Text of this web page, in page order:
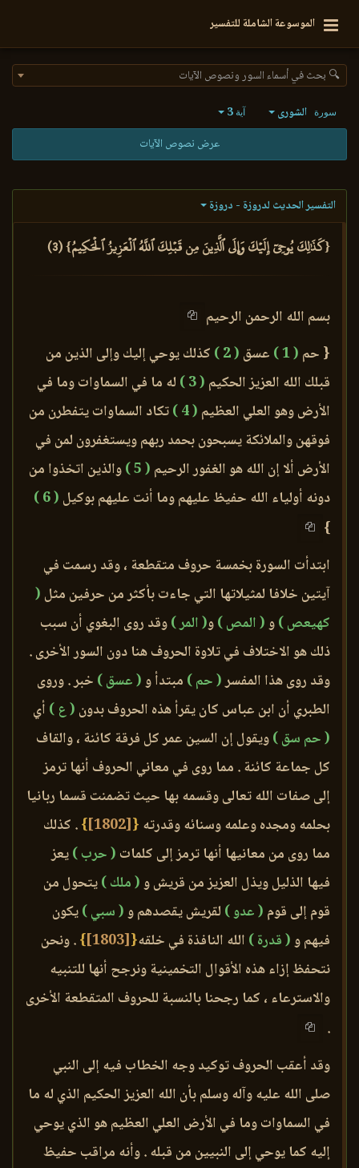
الموسوعة الشاملة للتفسير
🔍 بحث في أسماء السور ونصوص الآيات
سورة الشورى آية 3
عرض نصوص الآيات
التفسير الحديث لدروزة - دروزة
{كَذَٰلِكَ يُوحِيٓ إِلَيۡكَ وَإِلَى ٱلَّذِينَ مِن قَبۡلِكَ ٱللَّهُ ٱلۡعَزِيزُ ٱلۡحَكِيمُ} (3)
بسم الله الرحمن الرحيم
{ حم ( 1 ) عسق ( 2 )
كذلك يوحي إليك وإلى الذين من
قبلك الله العزيز الحكيم ( 3 )
له ما في السماوات وما في
الأرض وهو العلي العظيم ( 4 )
تكاد السماوات يتفطرن من
فوقهن والملائكة يسبحون بحمد ربهم ويستغفرون لمن في
الأرض ألا إن الله هو الغفور الرحيم ( 5 )
والذين اتخذوا من
دونه أولياء الله حفيظ عليهم وما أنت عليهم بوكيل ( 6 )
}
ابتدأت السورة بخمسة حروف متقطعة ، وقد رسمت في
آيتين خلافا لمثيلاتها التي جاءت بأكثر من حرفين مثل (
كهيعص )و( المص )و( المر )وقد روى البغوي أن سبب
ذلك هو الاختلاف في تلاوة الحروف هنا دون السور الأخرى .
وقد روى هذا المفسر( حم ) مبتدأ و( عسق ) خبر . وروى
الطبري أن ابن عباس كان يقرأ هذه الحروف بدون ( ع ) أي
( حم سق )ويقول إن السين عمر كل فرقة كائنة ، والقاف
كل جماعة كائنة . مما روى في معاني الحروف أنها ترمز
إلى صفات الله تعالى وقسمه بها حيث تضمنت قسما ربانيا
بحلمه ومجده وعلمه وسنائه وقدرته {
[1802]
}. كذلك
مما روى من معانيها أنها ترمز إلى كلمات ( حرب )يعز
فيها الذليل ويذل العزيز من قريش و( ملك )يتحول من
قوم إلى قوم ( عدو ) لقريش يقصدهم و( سبي )يكون
فيهم و( قدرة ) الله النافذة في خلقه{
[1803]
}. ونحن
نتحفظ إزاء هذه الأقوال التخمينية ونرجح أنها للتنبيه
والاسترعاء ، كما رجحنا بالنسبة للحروف المتقطعة الأخرى
.
وقد أعقب الحروف توكيد وجه الخطاب فيه إلى النبي
صلى الله عليه وآله وسلم بأن الله العزيز الحكيم الذي له ما
في السماوات وما في الأرض العلي العظيم هو الذي يوحي
إليه كما يوحي إلى النبيين من قبله . وأنه مراقب حفيظ